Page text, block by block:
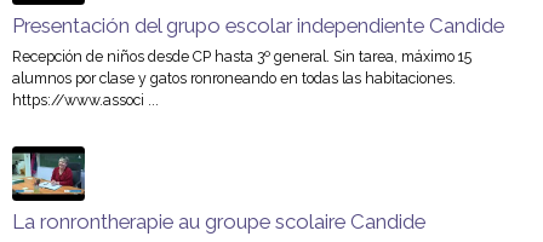
Presentación del grupo escolar independiente Candide
Recepción de niños desde CP hasta 3º general. Sin tarea, máximo 15
alumnos por clase y gatos ronroneando en todas las habitaciones.
https://www.associ ...
La ronrontherapie au groupe scolaire Candide